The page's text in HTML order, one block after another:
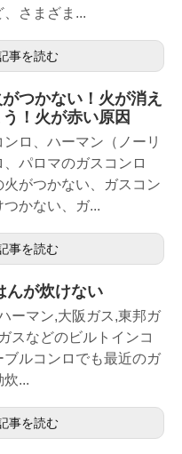
さまざま...
事を読む
つかない！火が消え
！火が赤い原因
ロ、ハーマン（ノーリ
パロマのガスコンロ
がつかない、ガスコン
つかない、ガ...
事を読む
んが炊けない
ーマン,大阪ガス,東邦ガ
スなどのビルトインコ
ブルコンロでも最近のガ
炊...
事を読む